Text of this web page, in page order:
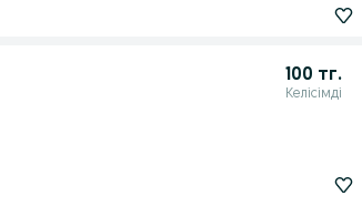
100 тг.
Келісімді